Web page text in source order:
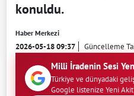
konuldu.
Haber Merkezi
2026-05-18 09:37 Güncelleme
Milli İradenin Sesi
Türkiye ve dünyadaki
Google listenize Yeni